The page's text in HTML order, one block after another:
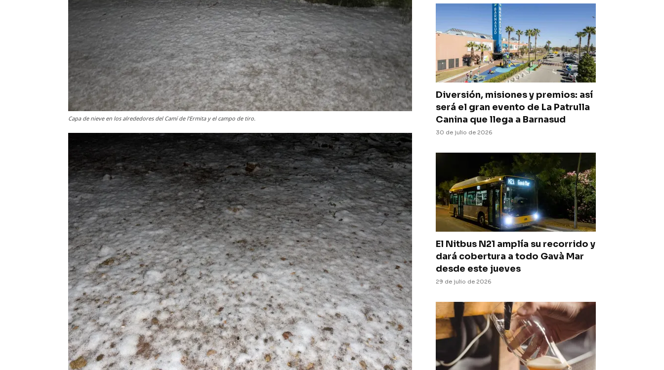
Capa de nieve en los alrededores del Camí de l’Ermita y el campo de tiro.
Diversión, misiones y premios: así
será el gran evento de La Patrulla
Canina que llega a Barnasud
30 de julio de 2026
El Nitbus N21 amplía su recorrido y
dará cobertura a todo Gavà Mar
desde este jueves
29 de julio de 2026